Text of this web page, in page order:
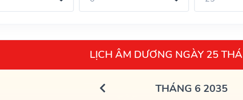
LỊCH ÂM DƯƠNG NGÀY 25
THÁNG 6 2035